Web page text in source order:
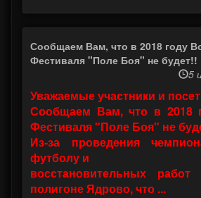
Сообщаем Вам, что в 2018 году
Фестиваля "Поле Боя" не будет!!
5
Уважаемые участники и
Сообщаем Вам, что в 2018
Фестиваля "Поле Боя" не
Из-за проведения
футболу и
восстановительных
полигоне Ядрово, что ...